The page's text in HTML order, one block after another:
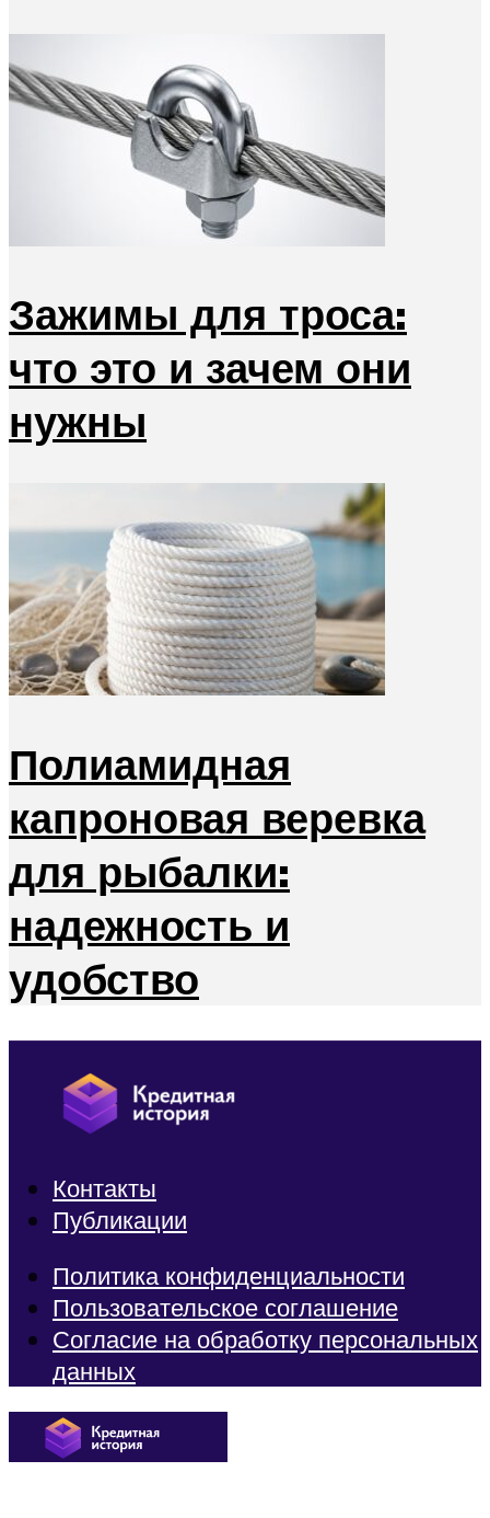
Зажимы для троса:
что это и зачем они
нужны
Полиамидная
капроновая веревка
для рыбалки:
надежность и
удобство
Контакты
Публикации
Политика конфиденциальности
Пользовательское соглашение
Согласие на обработку персональных
данных